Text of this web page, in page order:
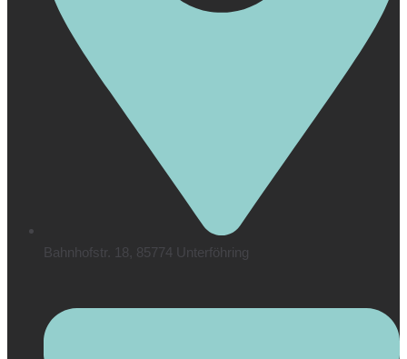
Bahnhofstr. 18, 85774 Unterföhring